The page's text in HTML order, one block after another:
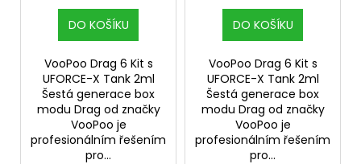
DO KOŠÍKU
VooPoo Drag 6 Kit s
UFORCE-X Tank 2ml
Šestá generace box
modu Drag od značky
VooPoo je
profesionálním řešením
pro...
DO KOŠÍKU
VooPoo Drag 6 Kit s
UFORCE-X Tank 2ml
Šestá generace box
modu Drag od značky
VooPoo je
profesionálním řešením
pro...